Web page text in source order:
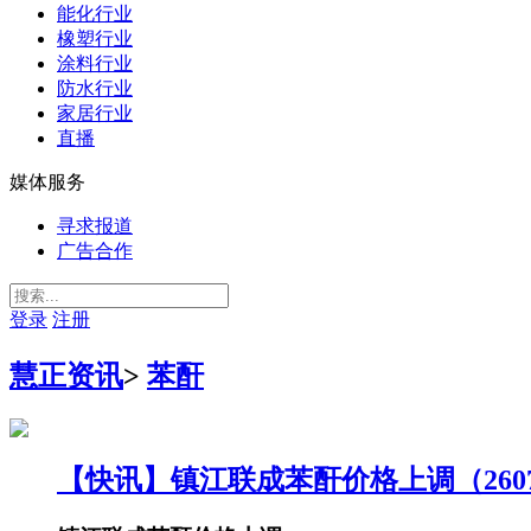
能化行业
橡塑行业
涂料行业
防水行业
家居行业
直播
媒体服务
寻求报道
广告合作
登录 注册
慧正资讯> 苯酐
【快讯】镇江联成苯酐价格上调（